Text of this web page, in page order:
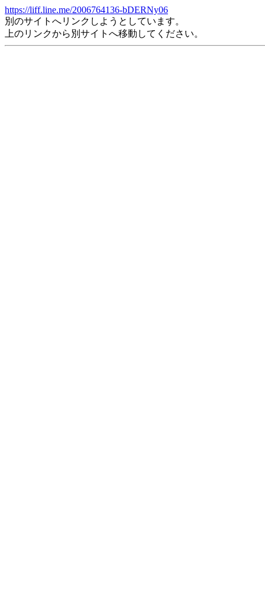
https://liff.line.me/2006764136-bDERNy06
別のサイトへリンクしようとしています。
上のリンクから別サイトへ移動してください。